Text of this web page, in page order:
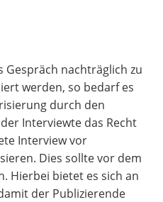
nachträglich zu
werden, so bedarf es
durch den
Interviewte das Recht
Interview vor
Dies sollte vor dem
Hierbei bietet es sich an
der Publizierende